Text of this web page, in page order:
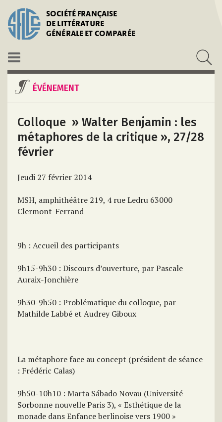
SOCIÉTÉ FRANÇAISE
DE LITTÉRATURE
GÉNÉRALE ET COMPARÉE
ÉVÉNEMENT
Colloque » Walter Benjamin : les
métaphores de la critique », 27/28
février
Jeudi 27 février 2014
MSH, amphithéâtre 219, 4 rue Ledru 63000
Clermont-Ferrand
9h : Accueil des participants
9h15-9h30 : Discours d’ouverture, par Pascale
Auraix-Jonchière
9h30-9h50 : Problématique du colloque, par
Mathilde Labbé et Audrey Giboux
La métaphore face au concept (président de séance
: Frédéric Calas)
9h50-10h10 : Marta Sábado Novau (Université
Sorbonne nouvelle Paris 3), « Esthétique de la
monade dans Enfance berlinoise vers 1900 »